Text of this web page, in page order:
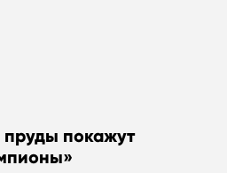
пруды покажут